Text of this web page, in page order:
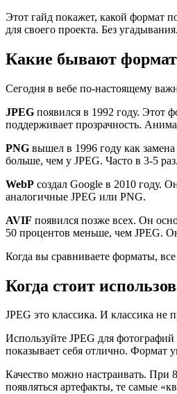
Этот гайд покажет, какой формат
для своего проекта. Без угадывания.
Какие бывают
Сегодня в вебе по-настоящему
JPEG появился в 1992 году. Этот
поддерживает прозрачность.
PNG вышел в 1996 году как
больше, чем у JPEG. Часто в 3-5 раз.
WebP создал Google в 2010 году.
аналогичные JPEG или PNG.
AVIF появился позже всех. Он
50 процентов меньше, чем JPEG.
Когда вы сравниваете форматы,
Когда стоит
JPEG это классика. И классика не
Используйте JPEG для
показывает себя отлично. Формат
Качество можно настраивать. При
появляться артефакты, те самые